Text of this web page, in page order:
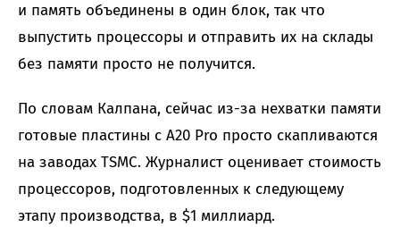
и память объединены в один блок, так что
выпустить процессоры и отправить их на склады
без памяти просто не получится.
По словам Калпана, сейчас из-за нехватки памяти
готовые пластины с A20 Pro просто скапливаются
на заводах TSMC. Журналист оценивает стоимость
процессоров, подготовленных к следующему
этапу производства, в $1 миллиард.